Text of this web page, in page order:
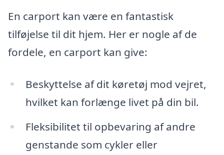
En carport kan være en fantastisk
tilføjelse til dit hjem. Her er nogle af de
fordele, en carport kan give:
Beskyttelse af dit køretøj mod vejret,
hvilket kan forlænge livet på din bil.
Fleksibilitet til opbevaring af andre
genstande som cykler eller